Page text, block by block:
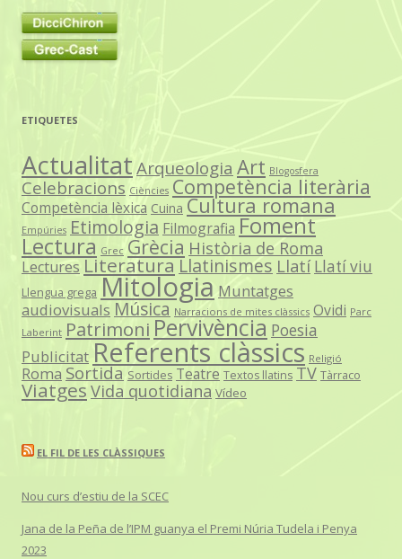
ETIQUETES
ActualitatArqueologia Art Blogosfera
Celebracions Ciències Competència literària
Competència lèxica Cuina Cultura romana
Empúries Etimologia Filmografia Foment
Lectura Grec Grècia Història de Roma
Lectures LiteraturaLlatinismes Llatí Llatí viu
Llengua grega Mitologia Muntatges
audiovisuals Música Narracions de mites clàssics Ovidi Parc
Laberint PatrimoniPervivència Poesia
PublicitatReferents clàssics Religió
Roma Sortida Sortides Teatre Textos llatins TV Tàrraco
Viatges Vida quotidiana Vídeo
EL FIL DE LES CLÀSSIQUES
Nou curs d’estiu de la SCEC
Jana de la Peña de l’IPM guanya el Premi Núria Tudela i Penya
2023